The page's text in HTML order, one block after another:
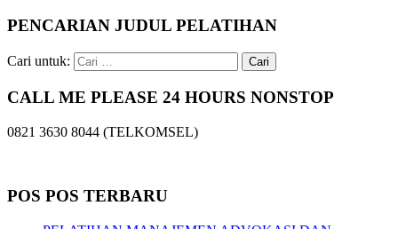
PENCARIAN JUDUL PELATIHAN
Cari untuk:
CALL ME PLEASE 24 HOURS NONSTOP
0821 3630 8044 (TELKOMSEL)
POS POS TERBARU